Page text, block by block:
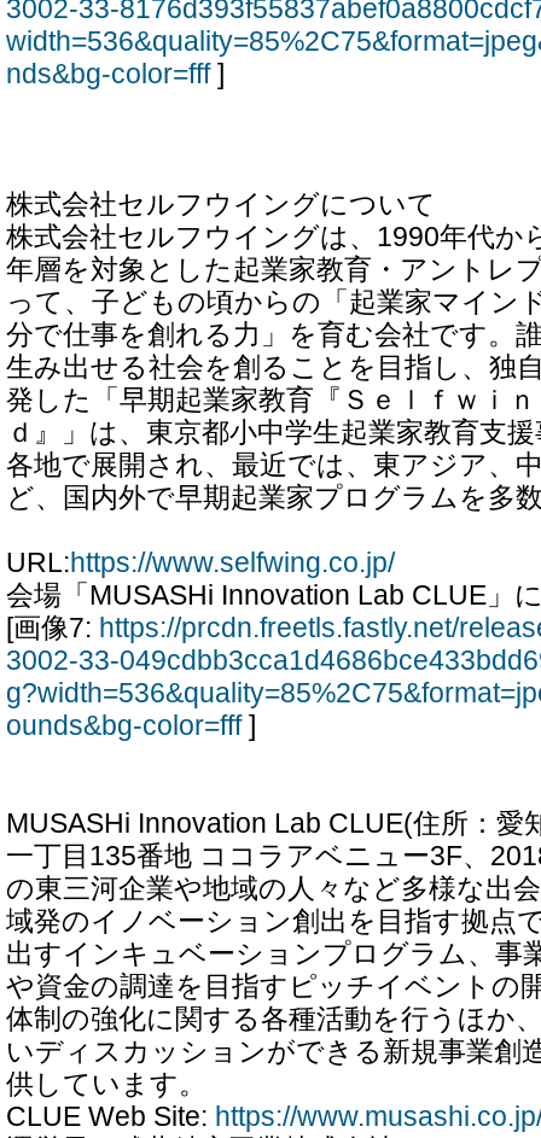
3002-33-
nds&bg-color=fff]
株式会社セルフウイングについて
株式会社セルフウイングは、1990年代か
年層を対象とした起業家教育・アントレ
って、子どもの頃からの「起業家マイン
分で仕事を創れる力」を育む会社です。
生み出せる社会を創ることを目指し、独
発した「早期起業家教育『Ｓｅｌｆｗｉ
ｄ』」は、東京都小中学生起業家教育支
各地で展開され、最近では、東アジア、
ど、国内外で早期起業家プログラムを多
URL:https://www.selfwing.co.jp/
会場「MUSASHi Innovation Lab CLUE」
[画像7: https://prcdn.freetls.fastly.net/
3002-33-
ounds&bg-color=fff]
MUSASHi Innovation Lab CLUE(住所：愛
一丁目135番地 ココラアベニュー3F、
の東三河企業や地域の人々など多様な出
域発のイノベーション創出を目指す拠点
出すインキュベーションプログラム、事
や資金の調達を目指すピッチイベントの
体制の強化に関する各種活動を行うほか
いディスカッションができる新規事業創
供しています。
CLUE Web Site: https://